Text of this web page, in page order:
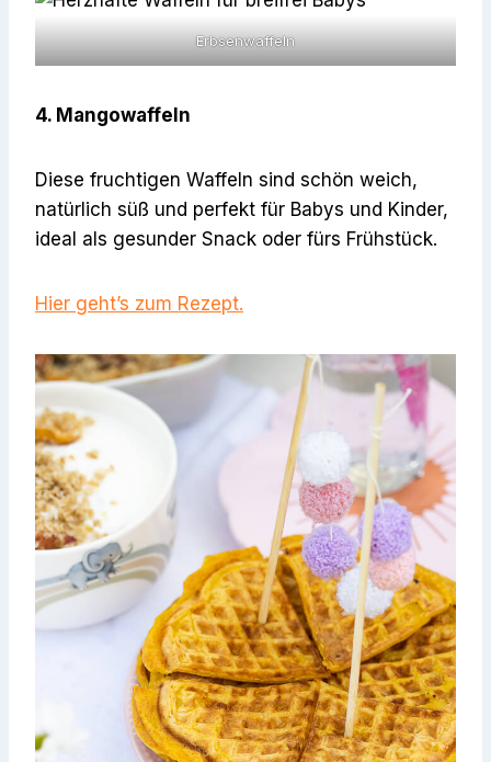
Erbsenwaffeln
4. Mangowaffeln
Diese fruchtigen Waffeln sind schön weich,
natürlich süß und perfekt für Babys und Kinder,
ideal als gesunder Snack oder fürs Frühstück.
Hier geht’s zum Rezept.